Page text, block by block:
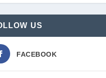
US
FACEBOOK